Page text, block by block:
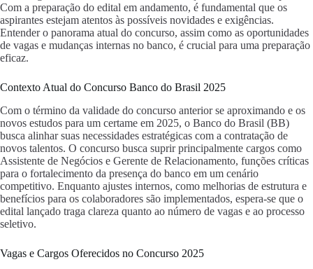
Com a preparação do edital em andamento, é fundamental que os
aspirantes estejam atentos às possíveis novidades e exigências.
Entender o panorama atual do concurso, assim como as oportunidades
de vagas e mudanças internas no banco, é crucial para uma preparação
eficaz.
Contexto Atual do Concurso Banco do Brasil 2025
Com o término da validade do concurso anterior se aproximando e os
novos estudos para um certame em 2025, o Banco do Brasil (BB)
busca alinhar suas necessidades estratégicas com a contratação de
novos talentos. O concurso busca suprir principalmente cargos como
Assistente de Negócios e Gerente de Relacionamento, funções críticas
para o fortalecimento da presença do banco em um cenário
competitivo. Enquanto ajustes internos, como melhorias de estrutura e
benefícios para os colaboradores são implementados, espera-se que o
edital lançado traga clareza quanto ao número de vagas e ao processo
seletivo.
Vagas e Cargos Oferecidos no Concurso 2025